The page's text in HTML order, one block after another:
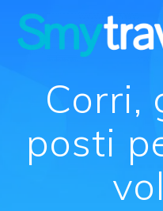
Corri,
posti